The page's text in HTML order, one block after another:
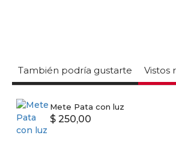
También podría gustarte Vistos
Mete Pata con luz
$ 250,00